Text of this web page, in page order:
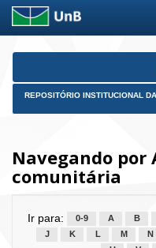
Skip
REPOSITÓRIO INSTITUCIONAL
Navegando por
comunitária
Ir para: 0-9 A B
J
K L M N